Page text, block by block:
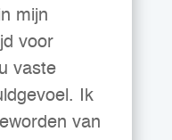
mijn
voor
vaste
Ik
van